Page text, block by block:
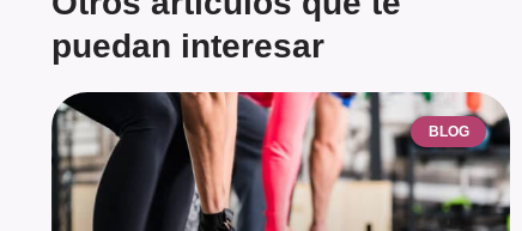
puedan interesar
BLOG